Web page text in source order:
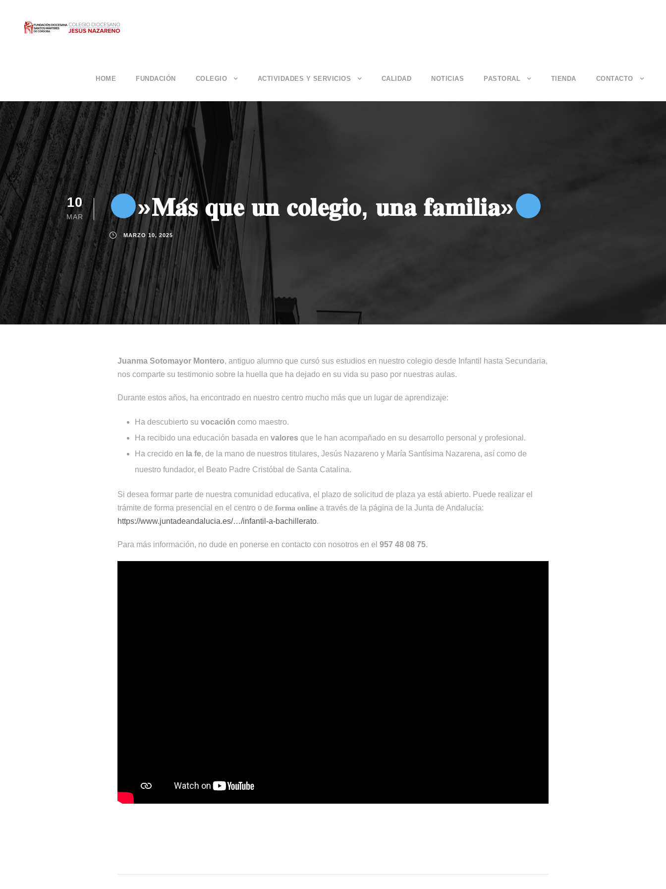
HOME FUNDACIÓN COLEGIO ACTIVIDADES Y SERVICIOS CALIDAD NOTICIAS PASTORAL TIENDA CONTACTO
10
MAR »𝐌𝐚́𝐬 𝐪𝐮𝐞 𝐮𝐧 𝐜𝐨𝐥𝐞𝐠𝐢𝐨, 𝐮𝐧𝐚 𝐟𝐚𝐦𝐢𝐥𝐢𝐚»
MARZO 10, 2025
Juanma Sotomayor Montero, antiguo alumno que cursó sus estudios en nuestro colegio desde Infantil hasta Secundaria,
nos comparte su testimonio sobre la huella que ha dejado en su vida su paso por nuestras aulas.
Durante estos años, ha encontrado en nuestro centro mucho más que un lugar de aprendizaje:
Ha descubierto su vocación como maestro.
Ha recibido una educación basada en valores que le han acompañado en su desarrollo personal y profesional.
Ha crecido en la fe, de la mano de nuestros titulares, Jesús Nazareno y María Santísima Nazarena, así como de
nuestro fundador, el Beato Padre Cristóbal de Santa Catalina.
Si desea formar parte de nuestra comunidad educativa, el plazo de solicitud de plaza ya está abierto. Puede realizar el
trámite de forma presencial en el centro o de 𝐟𝐨𝐫𝐦𝐚 𝐨𝐧𝐥𝐢𝐧𝐞 a través de la página de la Junta de Andalucía:
https://www.juntadeandalucia.es/…/infantil-a-bachillerato.
Para más información, no dude en ponerse en contacto con nosotros en el 957 48 08 75.